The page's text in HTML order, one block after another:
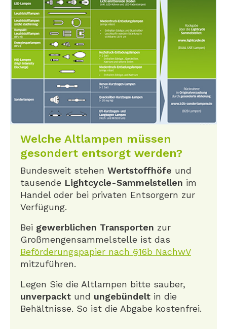
Welche Altlampen müssen
gesondert entsorgt werden?
Bundesweit stehen Wertstoffhöfe und
tausende Lightcycle-Sammelstellen im
Handel oder bei privaten Entsorgern zur
Verfügung.
Bei gewerblichen Transporten zur
Großmengensammelstelle ist das
Beförderungspapier nach §16b NachwV
mitzuführen.
Legen Sie die Altlampen bitte sauber,
unverpackt und ungebündelt in die
Behältnisse. So ist die Abgabe kostenfrei.